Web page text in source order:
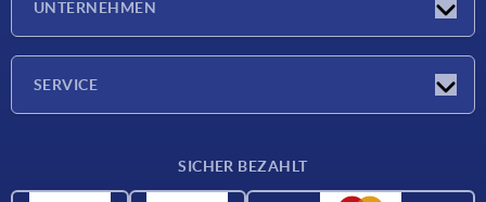
UNTERNEHMEN
SERVICE
SICHER BEZAHLT